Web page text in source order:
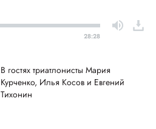
28:28
В гостях триатлонисты Мария
Курченко, Илья Косов и Евгений
Тихонин